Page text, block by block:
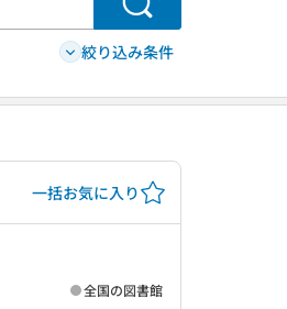
検索
絞り込み条件
一括お気に入り
全国の図書館